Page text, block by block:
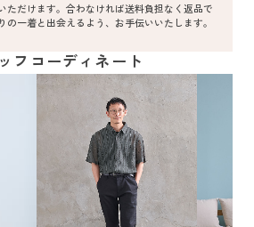
ただけます。合わなければ送料負担なく返品で
の一着と出会えるよう、お手伝いいたします。
フコーディネート